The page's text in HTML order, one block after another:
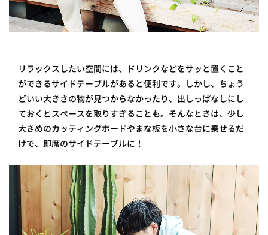
リラックスしたい空間には、ドリンクなどをサッと置くこと
ができるサイドテーブルがあると便利です。しかし、ちょう
どいい大きさの物が見つからなかったり、出しっぱなしにし
ておくとスペースを取りすぎることも。そんなときは、少し
大きめのカッティングボードやまな板を小さな台に乗せるだ
けで、即席のサイドテーブルに！